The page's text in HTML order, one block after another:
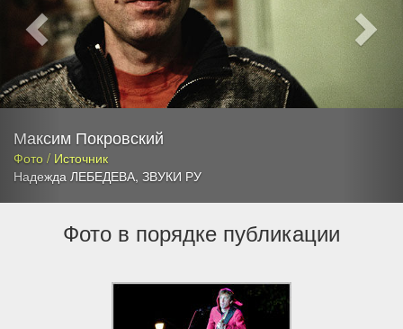
Максим Покровский
Фото / Источник
Надежда ЛЕБЕДЕВА, ЗВУКИ РУ
Фото в порядке публикации